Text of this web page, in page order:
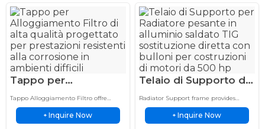
design pulito.
Tappo per
Alloggiamento Filtro
316 SS Personalizzato
Resistente alla
Tappo Alloggiamento Filtro offre
soluzioni di filtrazione personalizzate
con materiali durevoli, produzione
precisa e prestazioni affidabili per
+ Inquire Now
Telaio di Supporto del
Radiatore 500HP
Saldato TIG in
Alluminio
Radiator Support frame provides
durable automotive support with
precision manufacturing, strong
materials, and reliable fit for vehicle
+ Inquire Now